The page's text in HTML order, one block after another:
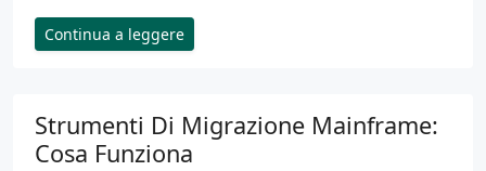
Continua a leggere
Strumenti Di Migrazione Mainframe:
Cosa Funziona